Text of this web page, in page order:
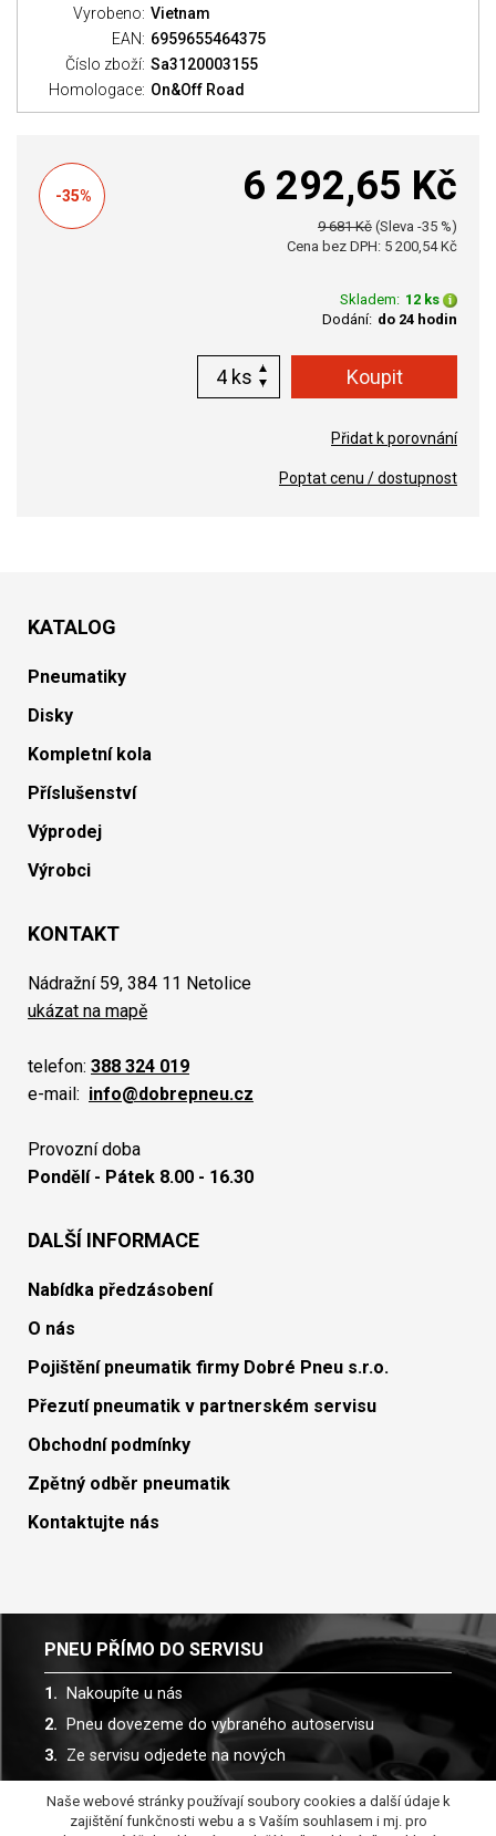
Vyrobeno: Vietnam
EAN: 6959655464375
Číslo zboží: Sa3120003155
Homologace: On&Off Road
-35% 6 292,65 Kč
9 681 Kč (Sleva -35 %)
Cena bez DPH: 5 200,54 Kč
Skladem: 12 ks
Dodání: do 24 hodin
ks
Přidat k porovnání
Poptat cenu / dostupnost
KATALOG
Pneumatiky
Disky
Kompletní kola
Příslušenství
Výprodej
Výrobci
KONTAKT
Nádražní 59, 384 11 Netolice
ukázat na mapě
telefon: 388 324 019
e-mail: info@dobrepneu.cz
Provozní doba
Pondělí - Pátek 8.00 - 16.30
DALŠÍ INFORMACE
Nabídka předzásobení
O nás
Pojištění pneumatik firmy Dobré Pneu s.r.o.
Přezutí pneumatik v partnerském servisu
Obchodní podmínky
Zpětný odběr pneumatik
Kontaktujte nás
PNEU PŘÍMO DO SERVISU
Nakoupíte u nás
Pneu dovezeme do vybraného autoservisu
Ze servisu odjedete na nových
Spolupracujeme s více než 30 autoservisy
Naše webové stránky používají soubory cookies a další údaje k
zajištění funkčnosti webu a s Vaším souhlasem i mj. pro